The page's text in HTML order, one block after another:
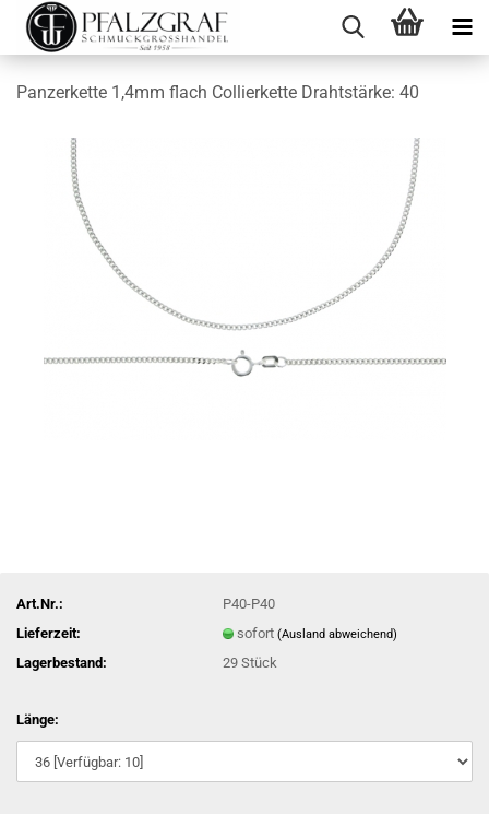
Panzerkette 1,4mm flach Collierkette Drahtstärke: 40
Art.Nr.:
P40-P40
Lieferzeit:
sofort(Ausland abweichend)
Lagerbestand: 29Stück
Länge: